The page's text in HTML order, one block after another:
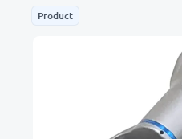
Product